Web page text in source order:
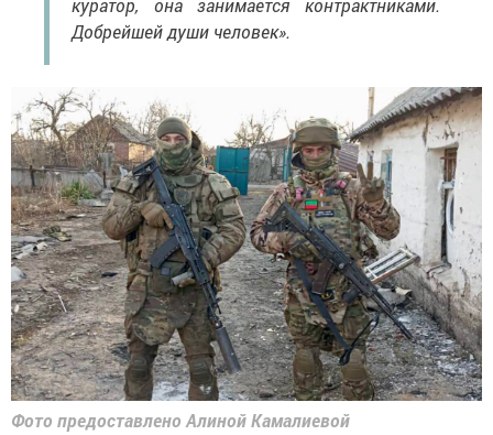
куратор, она занимается контрактниками.
Добрейшей души человек».
Фото предоставлено Алиной Камалиевой